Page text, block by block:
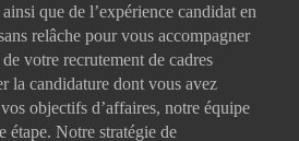
que de l’expérience candidat en
relâche pour vous accompagner
de votre recrutement de cadres
la candidature dont vous avez
objectifs d’affaires, notre équipe
étape. Notre stratégie de